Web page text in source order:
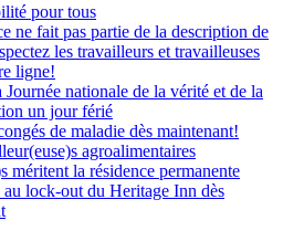
pour tous
ne fait pas partie de la description de
les travailleurs et travailleuses
ligne!
Journée nationale de la vérité et de la
un jour férié
de maladie dès maintenant!
agroalimentaires
méritent la résidence permanente
lock-out du Heritage Inn dès